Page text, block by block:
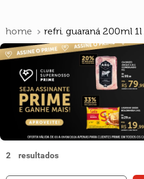
refri. guaraná 200ml
2
3º cafe
5º vinhos
6º biscoito
7º queijo